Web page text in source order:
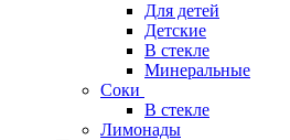
Для детей
Детские
В стекле
Минеральные
Соки
В стекле
Лимонады